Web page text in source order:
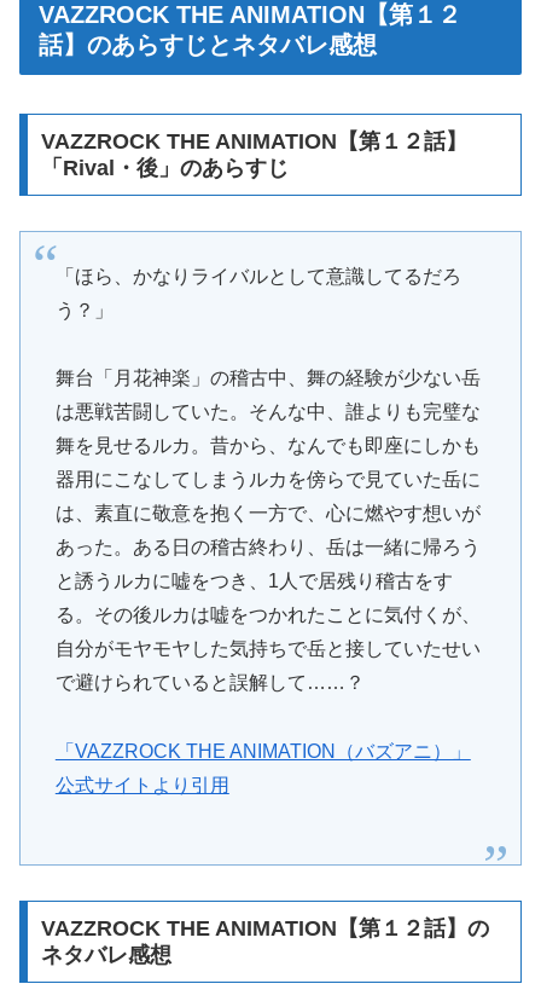
VAZZROCK THE ANIMATION【第１２
話】のあらすじとネタバレ感想
VAZZROCK THE ANIMATION【第１２話】
「Rival・後」のあらすじ
「ほら、かなりライバルとして意識してるだろ
う？」
舞台「月花神楽」の稽古中、舞の経験が少ない岳
は悪戦苦闘していた。そんな中、誰よりも完璧な
舞を見せるルカ。昔から、なんでも即座にしかも
器用にこなしてしまうルカを傍らで見ていた岳に
は、素直に敬意を抱く一方で、心に燃やす想いが
あった。ある日の稽古終わり、岳は一緒に帰ろう
と誘うルカに嘘をつき、1人で居残り稽古をす
る。その後ルカは嘘をつかれたことに気付くが、
自分がモヤモヤした気持ちで岳と接していたせい
で避けられていると誤解して……？
「VAZZROCK THE ANIMATION（バズアニ）」
公式サイトより引用
VAZZROCK THE ANIMATION【第１２話】の
ネタバレ感想